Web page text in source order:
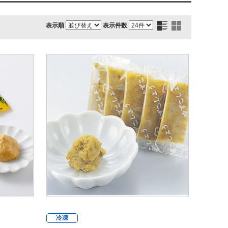
表示順 表示件数
冷凍